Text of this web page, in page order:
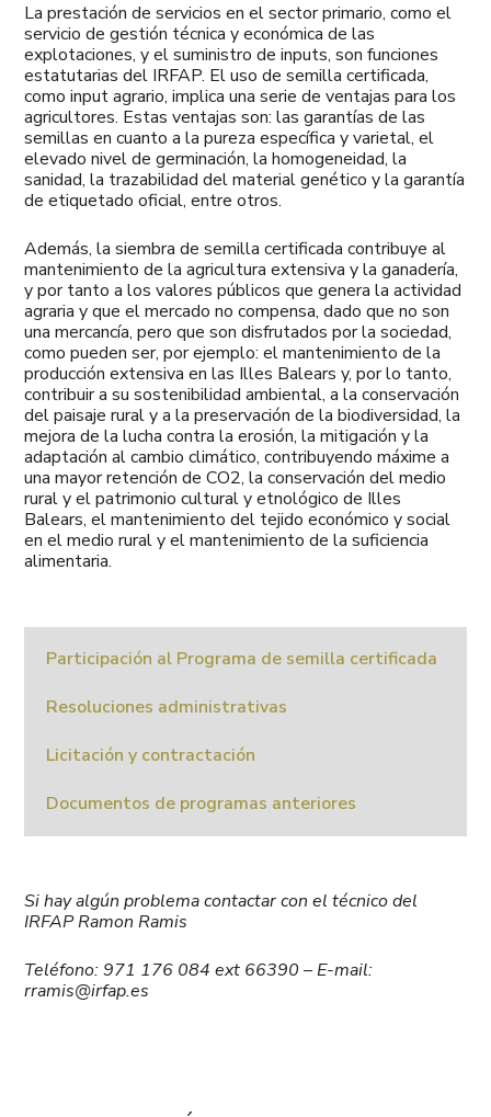
La prestación de servicios en el sector primario, como el
servicio de gestión técnica y económica de las
explotaciones, y el suministro de inputs, son funciones
estatutarias del IRFAP. El uso de semilla certificada,
como input agrario, implica una serie de ventajas para los
agricultores. Estas ventajas son: las garantías de las
semillas en cuanto a la pureza específica y varietal, el
elevado nivel de germinación, la homogeneidad, la
sanidad, la trazabilidad del material genético y la garantía
de etiquetado oficial, entre otros.
Además, la siembra de semilla certificada contribuye al
mantenimiento de la agricultura extensiva y la ganadería,
y por tanto a los valores públicos que genera la actividad
agraria y que el mercado no compensa, dado que no son
una mercancía, pero que son disfrutados por la sociedad,
como pueden ser, por ejemplo: el mantenimiento de la
producción extensiva en las Illes Balears y, por lo tanto,
contribuir a su sostenibilidad ambiental, a la conservación
del paisaje rural y a la preservación de la biodiversidad, la
mejora de la lucha contra la erosión, la mitigación y la
adaptación al cambio climático, contribuyendo máxime a
una mayor retención de CO2, la conservación del medio
rural y el patrimonio cultural y etnológico de Illes
Balears, el mantenimiento del tejido económico y social
en el medio rural y el mantenimiento de la suficiencia
alimentaria.
Participación al Programa de semilla certificada
Resoluciones administrativas
Licitación y contractación
Documentos de programas anteriores
Si hay algún problema contactar con el técnico del
IRFAP Ramon Ramis
Teléfono: 971 176 084 ext 66390 – E-mail:
rramis@irfap.es